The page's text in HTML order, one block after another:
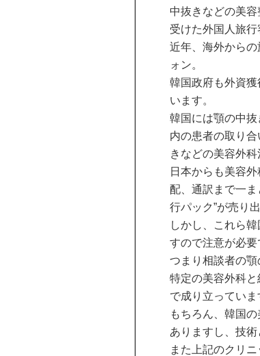
中抜きなどの美
受けた外国人旅
近年、海外から
ォン。
韓国政府も外資獲
います。
韓国には顎の中
内の患者の取り
きなどの美容外
日本からも美容
配、通訳まで一
行パック”が売り
しかし、これら
すので注意が必要
つまり相談者の
特定の美容外科
で成り立っていま
もちろん、韓国
ありますし、技術
また上記のクリ